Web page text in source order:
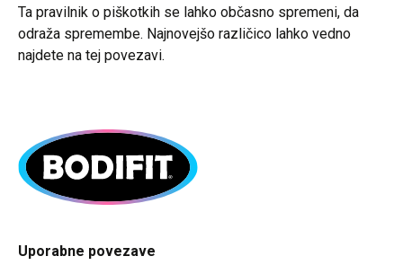
Ta pravilnik o piškotkih se lahko občasno spremeni, da
odraža spremembe. Najnovejšo različico lahko vedno
najdete na tej povezavi.
Uporabne povezave